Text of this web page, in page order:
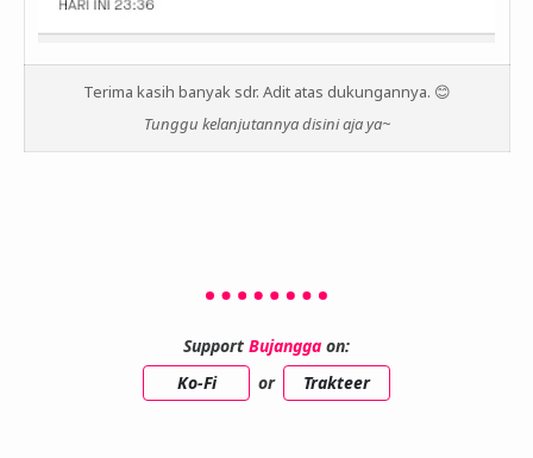
Terima kasih banyak sdr. Adit atas dukungannya. 😊
Tunggu kelanjutannya disini aja ya~
Support Bujangga on:
Ko-Fi
or Trakteer